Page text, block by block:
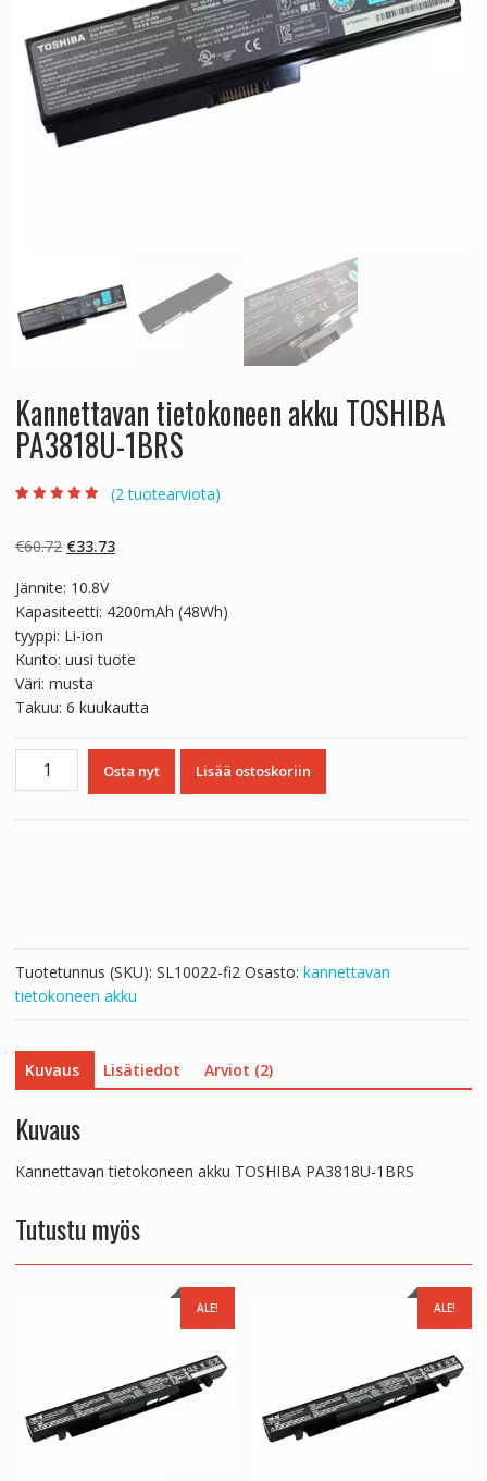
Kannettavan tietokoneen akku TOSHIBA
PA3818U-1BRS
asiakkaan
(2tuotearviota)
€60.72 Alkuperäinen
oli:
€60.72.
€33.73Nykyinen
€33.73.
Jännite: 10.8V
Kapasiteetti: 4200mAh (48Wh)
tyyppi: Li-ion
Kunto: uusi tuote
Väri: musta
Takuu: 6 kuukautta
Kannettavan
tietokoneen
Osta nyt Lisää ostoskoriin
Tuotetunnus (SKU): SL10022-fi2 Osasto: kannettavan
tietokoneen akku
Kuvaus Lisätiedot Arviot (2)
Kuvaus
Kannettavan tietokoneen akku TOSHIBA PA3818U-1BRS
Tutustu myös
ALE! ALE!